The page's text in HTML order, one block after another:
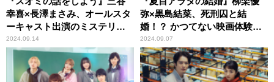
幸喜×長澤まさみ、オールスタ
ーキャスト出演のミステリ
ー・コメディ
2024.09.14
弥×黒島結菜、死刑囚と結
婚！？ かつてない映画体験が
味わえる獄中サスペンス
2024.09.07